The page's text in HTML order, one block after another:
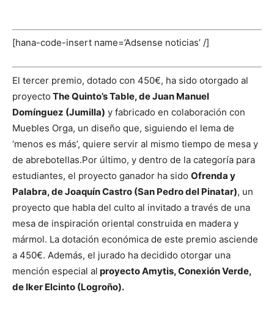
[hana-code-insert name=’Adsense noticias’ /]
El tercer premio, dotado con 450€, ha sido otorgado al
proyecto The Quinto’s Table, de Juan Manuel
Domínguez (Jumilla) y fabricado en colaboración con
Muebles Orga, un diseño que, siguiendo el lema de
‘menos es más’, quiere servir al mismo tiempo de mesa y
de abrebotellas.Por último, y dentro de la categoría para
estudiantes, el proyecto ganador ha sido Ofrenda y
Palabra, de Joaquín Castro (San Pedro del Pinatar), un
proyecto que habla del culto al invitado a través de una
mesa de inspiración oriental construida en madera y
mármol. La dotación económica de este premio asciende
a 450€. Además, el jurado ha decidido otorgar una
mención especial al proyecto Amytis, Conexión Verde,
de Iker Elcinto (Logroño).